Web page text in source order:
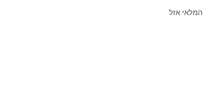
המלאי אזל